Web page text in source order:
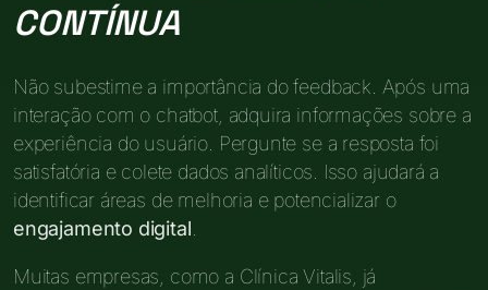
CONTÍNUA
Não subestime a importância do feedback. Após uma
interação com o chatbot, adquira informações sobre a
experiência do usuário. Pergunte se a resposta foi
satisfatória e colete dados analíticos. Isso ajudará a
identificar áreas de melhoria e potencializar o
engajamento digital
Muitas empresas, como a Clínica Vitalis, já